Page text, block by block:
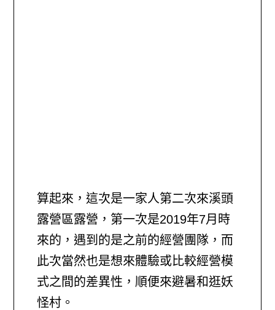
算起來，這次是一家人第二次來溪頭
露營區露營，第一次是2019年7月時
來的，遇到的是之前的經營團隊，而
此次當然也是想來體驗或比較經營模
式之間的差異性，順便來避暑和逛妖
怪村。